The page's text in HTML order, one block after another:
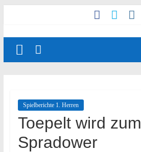
Spielberichte 1. Herren
Toepelt wird zum
Spradower